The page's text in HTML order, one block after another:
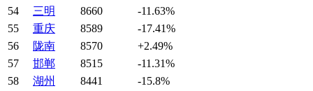
54
三明 8660
-11.63%
55
重庆 8589
-17.41%
56
陇南 8570
+2.49%
57
邯郸 8515
-11.31%
58
湖州 8441
-15.8%